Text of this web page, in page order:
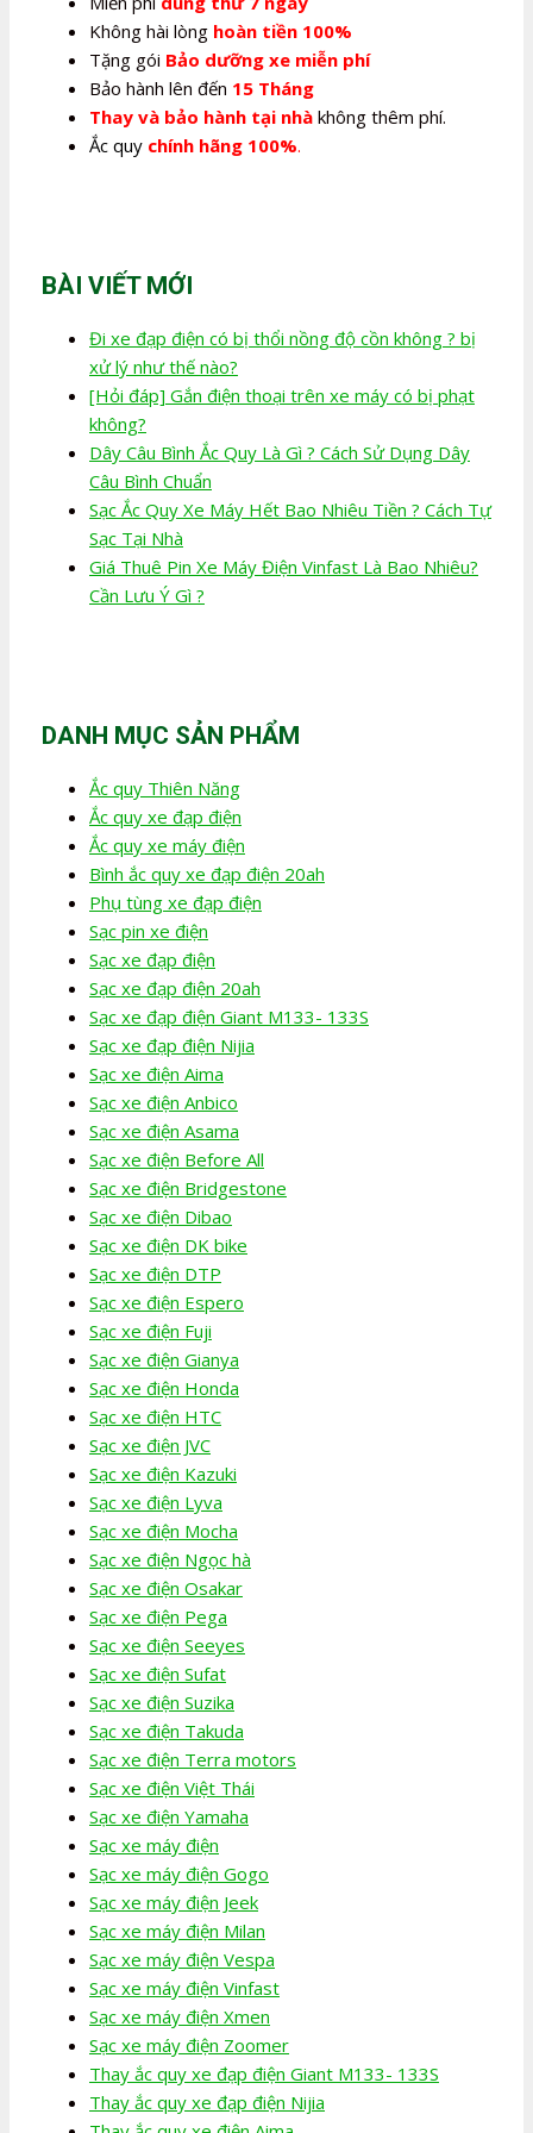
Không hài lòng hoàn tiền 100%
Tặng gói Bảo dưỡng xe miễn phí
Bảo hành lên đến 15 Tháng
Thay và bảo hành tại nhà không thêm phí.
Ắc quy chính hãng 100%.
BÀI VIẾT MỚI
Đi xe đạp điện có bị thổi nồng độ cồn không ? bị
xử lý như thế nào?
[Hỏi đáp] Gắn điện thoại trên xe máy có bị phạt
không?
Dây Câu Bình Ắc Quy Là Gì ? Cách Sử Dụng Dây
Câu Bình Chuẩn
Sạc Ắc Quy Xe Máy Hết Bao Nhiêu Tiền ? Cách Tự
Sạc Tại Nhà
Giá Thuê Pin Xe Máy Điện Vinfast Là Bao Nhiêu?
Cần Lưu Ý Gì ?
DANH MỤC SẢN PHẨM
Ắc quy Thiên Năng
Ắc quy xe đạp điện
Ắc quy xe máy điện
Bình ắc quy xe đạp điện 20ah
Phụ tùng xe đạp điện
Sạc pin xe điện
Sạc xe đạp điện
Sạc xe đạp điện 20ah
Sạc xe đạp điện Giant M133- 133S
Sạc xe đạp điện Nijia
Sạc xe điện Aima
Sạc xe điện Anbico
Sạc xe điện Asama
Sạc xe điện Before All
Sạc xe điện Bridgestone
Sạc xe điện Dibao
Sạc xe điện DK bike
Sạc xe điện DTP
Sạc xe điện Espero
Sạc xe điện Fuji
Sạc xe điện Gianya
Sạc xe điện Honda
Sạc xe điện HTC
Sạc xe điện JVC
Sạc xe điện Kazuki
Sạc xe điện Lyva
Sạc xe điện Mocha
Sạc xe điện Ngọc hà
Sạc xe điện Osakar
Sạc xe điện Pega
Sạc xe điện Seeyes
Sạc xe điện Sufat
Sạc xe điện Suzika
Sạc xe điện Takuda
Sạc xe điện Terra motors
Sạc xe điện Việt Thái
Sạc xe điện Yamaha
Sạc xe máy điện
Sạc xe máy điện Gogo
Sạc xe máy điện Jeek
Sạc xe máy điện Milan
Sạc xe máy điện Vespa
Sạc xe máy điện Vinfast
Sạc xe máy điện Xmen
Sạc xe máy điện Zoomer
Thay ắc quy xe đạp điện Giant M133- 133S
Thay ắc quy xe đạp điện Nijia